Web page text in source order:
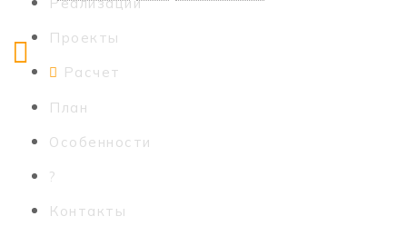
Проекты
Расчет
План
Особенности
?
Контакты